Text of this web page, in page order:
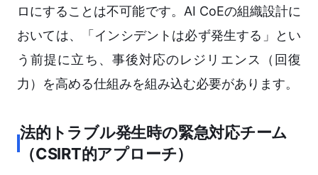
ロにすることは不可能です。AI CoEの組織設計に
おいては、「インシデントは必ず発生する」とい
う前提に立ち、事後対応のレジリエンス（回復
力）を高める仕組みを組み込む必要があります。
法的トラブル発生時の緊急対応チーム
（CSIRT的アプローチ）